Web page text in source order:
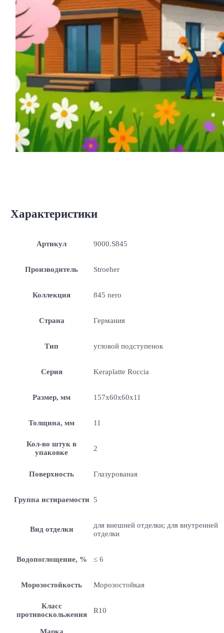
Характеристики
Артикул 9000.S845
Производитель Stroeher
Коллекция 845 nero
Страна Германия
Тип угловой подступенок
Серия Keraplatte Roccia
Размер, мм 157x60x60x11
Толщина, мм 11
Кол-во штук в
упаковке
2
Поверхность Глазурованая
Группа истираемости 5
Вид отделки
для внешней отделки; для внутренней
отделки
Водопоглощение, % ≤ 6
Морозостойкость Морозостойкая
Класс
противоскольжения
R10
Марка